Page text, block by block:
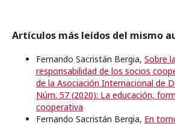
Artículos más leídos del mismo
Fernando Sacristán Bergia, Sobre
responsabilidad de los socios
de la Asociación Internacional de
Núm. 57 (2020): La educación,
cooperativa
Fernando Sacristán Bergia, En